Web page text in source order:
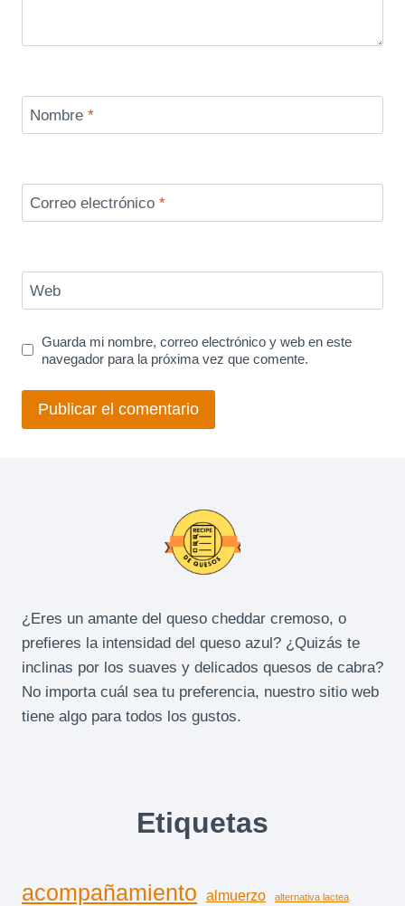
Nombre *
Correo electrónico *
Web
Guarda mi nombre, correo electrónico y web en este
navegador para la próxima vez que comente.
¿Eres un amante del queso cheddar cremoso, o
prefieres la intensidad del queso azul? ¿Quizás te
inclinas por los suaves y delicados quesos de cabra?
No importa cuál sea tu preferencia, nuestro sitio web
tiene algo para todos los gustos.
Etiquetas
acompañamiento almuerzo alternativa lactea